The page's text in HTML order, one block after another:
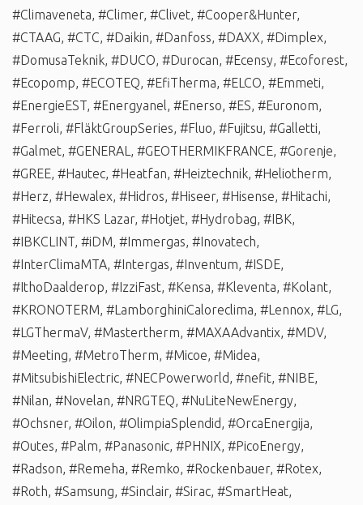
#Climaveneta, #Climer, #Clivet, #Cooper&Hunter,
#CTAAG, #CTC, #Daikin, #Danfoss, #DAXX, #Dimplex,
#DomusaTeknik, #DUCO, #Durocan, #Ecensy, #Ecoforest,
#Ecopomp, #ECOTEQ, #EfiTherma, #ELCO, #Emmeti,
#EnergieEST, #Energyanel, #Enerso, #ES, #Euronom,
#Ferroli, #FläktGroupSeries, #Fluo, #Fujitsu, #Galletti,
#Galmet, #GENERAL , #GEOTHERMIKFRANCE, #Gorenje,
#GREE, #Hautec, #Heatfan, #Heiztechnik, #Heliotherm,
#Herz, #Hewalex, #Hidros, #Hiseer, #Hisense, #Hitachi,
#Hitecsa, #HKS Lazar, #Hotjet, #Hydrobag, #IBK,
#IBKCLINT, #iDM, #Immergas, #Inovatech,
#InterClimaMTA, #Intergas, #Inventum, #ISDE,
#IthoDaalderop, #IzziFast, #Kensa, #Kleventa, #Kolant,
#KRONOTERM, #LamborghiniCaloreclima, #Lennox, #LG,
#LGThermaV, #Mastertherm, #MAXAAdvantix, #MDV,
#Meeting, #MetroTherm, #Micoe, #Midea,
#MitsubishiElectric, #NECPowerworld, #nefit, #NIBE,
#Nilan, #Novelan, #NRGTEQ, #NuLiteNewEnergy,
#Ochsner, #Oilon, #OlimpiaSplendid, #OrcaEnergija,
#Outes, #Palm, #Panasonic, #PHNIX, #PicoEnergy,
#Radson, #Remeha, #Remko, #Rockenbauer, #Rotex,
#Roth, #Samsung, #Sinclair, #Sirac, #SmartHeat,